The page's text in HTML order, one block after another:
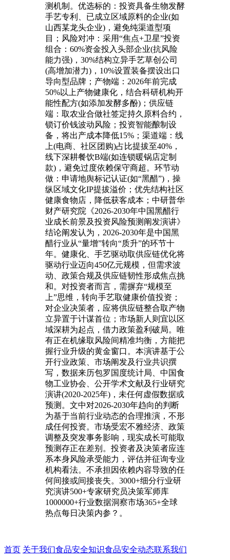
测机制。优选标的：投资具备生物发酵
手艺专利、已成立区域原料的企业(如
山西某龙头企业)，避免纯渠道型项
目；风险对冲：采用“焦点+卫星”投资
组合：60%资金投入头部企业(抗风险
能力强)，30%结构立异手艺草创公司
(高增加潜力)，10%设置装备摆设出口
导向型品牌；产物端：2026年前完成
50%以上产物健康化，结合科研机构开
能性配方(如添加发酵多酚)；供应链
端：取农业合做社签定持久原料合约，
锁订价钱波动风险；投资智能酿制设
备，将出产成本降低15%；渠道端：线
上(电商、社区团购)占比提拔至40%，
线下深耕餐饮B端(如连锁暖锅店定制
款)，避免过度依赖保守商超。环节动
做：申请地舆标记认证(如“黑醋”)，操
纵区域文化IP提拔溢价；优先结构社区
健康食物店，降低获客成本；中研普华
财产研究院《2026-2030年中国黑醋行
业成长前景及投资风险预测阐发演讲》
结论阐发认为，2026-2030年是中国黑
醋行业从“量增”转向“质升”的环节十
年。健康化、手艺驱动取供应链优化将
驱动行业迈向450亿元规模，但需求波
动、政策合规及供应链韧性形成焦点挑
和。对投资者而言，需摒弃“规模至
上”思维，转向手艺取健康价值投资；
对企业决策者，应将供应链整合取产物
立异置于计谋首位；市场新人则宜以区
域深耕为起点，借力政策盈利破局。唯
有正在机缘取风险间精准均衡，方能把
握行业升级的黄金窗口。本演讲基于公
开行业政策、市场阐发及行业共识撰
写，数据来历包罗国度统计局、中国食
物工业协会、公开学术文献及行业研究
演讲(2020-2025年)，未任何虚假数据或
预测。文中对2026-2030年趋向的判断
为基于当前行业动态的合理推演，不形
成任何投资。市场受宏不雅经济、政策
调整及突发事务影响，现实成长可能取
预测存正在差别。投资者及决策者应连
系本身风险承受能力，评估并征询专业
机构看法。不承担因依赖内容导致的任
何间接或间接丧失。3000+细分行业研
究演讲500+专家研究员决策军师库
1000000+行业数据洞察市场365+全球
热点每日决策内参？。
首页 关于我们食品安全知识食品安全动态联系我们